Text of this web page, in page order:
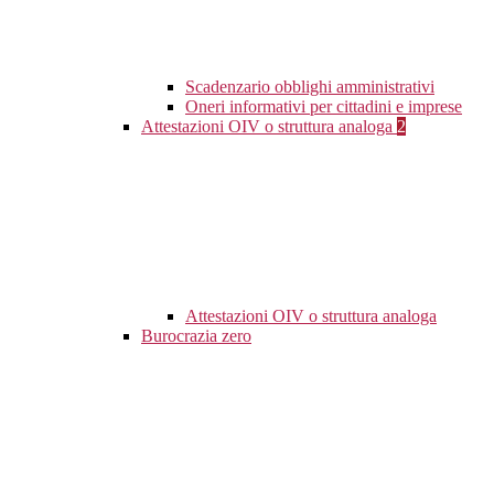
Scadenzario obblighi amministrativi
Oneri informativi per cittadini e imprese
Attestazioni OIV o struttura analoga 2
Attestazioni OIV o struttura analoga
Burocrazia zero